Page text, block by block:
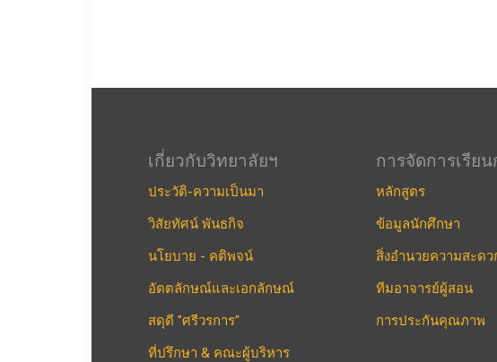
เกี่ยวกับวิทยาลัยฯ
ประวัติ-ความเป็นมา
วิสัยทัศน์ พันธกิจ
นโยบาย - คติพจน์
อัตตลักษณ์และเอกลักษณ์
สดุดี "ศรีวรการ"
ที่ปรึกษา & คณะผู้บริหาร
การจัดการเรีย
หลักสูตร
ข้อมูลนักศึกษา
สิ่งอำนวยความสะดว
ทีมอาจารย์ผู้สอน
การประกันคุณภาพ